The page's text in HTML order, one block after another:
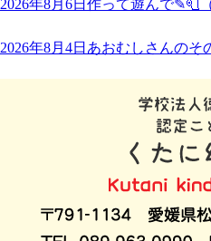
2026年8月6日 作って遊んで✎🧻
2026年8月4日 あおむしさんのそ